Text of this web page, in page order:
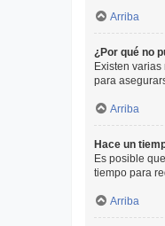
Arriba
¿Por qué no
Existen
para
Arriba
Hace un
Es posible
tiempo para
Arriba